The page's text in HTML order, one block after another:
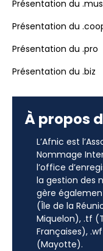
Présentation du
Présentation du
Présentation du .pro
Présentation du .biz
À propos
L’Afnic est
Nommage
l’office
la gestion des
gère
(Île de la
Miquelon), .tf
Françaises),
(Mayotte).